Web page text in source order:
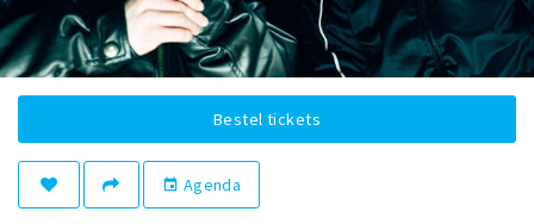
Recreatief
Winkels
Parkeren
Bestel tickets
event Agenda